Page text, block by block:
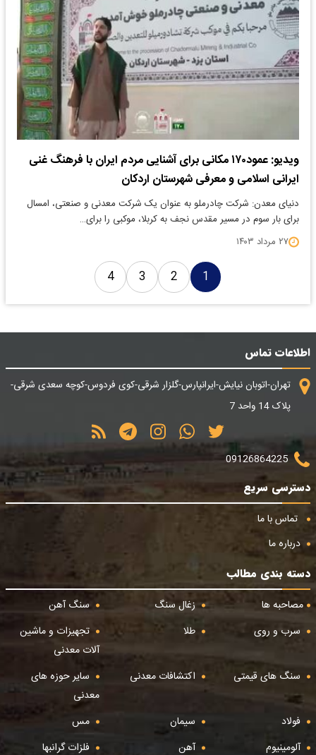
ویدیو: عمود۱۷۰ مکانی برای آشنایی مردم ایران با فرهنگ غنی
ایرانی اسلامی و معرفی شهرستان اردکان
دنیای معدن: شرکت چادرملو به عنوان یک شرکت معدنی و صنعتی، امسال
برای بار سوم در مسیر مقدس نجف به کربلا، موکبی را برای…
۲۷ مرداد ۱۴۰۳
1
2
3
4
اطلاعات تماس
تهران-اتوبان نیایش-ایرانپارس-گلزار شرقی-کوی فردوس-کوچه سعدی شرقی-
پلاک 14 واحد 7
09126864225
دسترسی سریع
تماس با ما
درباره ما
دسته بندی مطالب
مصاحبه ها
زغال سنگ
سنگ آهن
سرب و روی
طلا
تجهیزات و ماشین
آلات معدنی
سنگ های قیمتی
اکتشافات معدنی
سایر حوزه های
معدنی
فولاد
سیمان
مس
آلومینیوم
آهن فلزات گرانبها